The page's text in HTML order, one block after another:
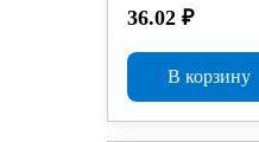
36.02 ₽
В корзину